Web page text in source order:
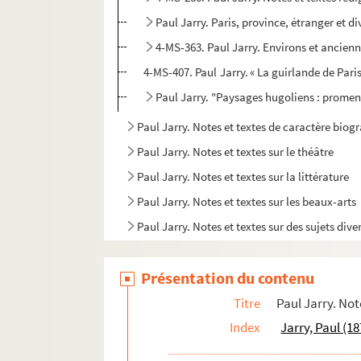
Paul Jarry. Paris, province, étranger et
4-MS-363. Paul Jarry. Environs et
4-MS-407. Paul Jarry. « La guirlande de
Paul Jarry. "Paysages hugoliens :
Paul Jarry. Notes et textes de caractère
Paul Jarry. Notes et textes sur le théâtre
Paul Jarry. Notes et textes sur la littérature
Paul Jarry. Notes et textes sur les beaux-arts
Paul Jarry. Notes et textes sur des sujets
Société d'iconographie parisienne
Commission des monuments naturels et
Société de l'histoire de l'art français
Documentation réunie par Paul Jarry et
Présentation du contenu
Titre
Paul Jarry.
Index
Jarry, Paul